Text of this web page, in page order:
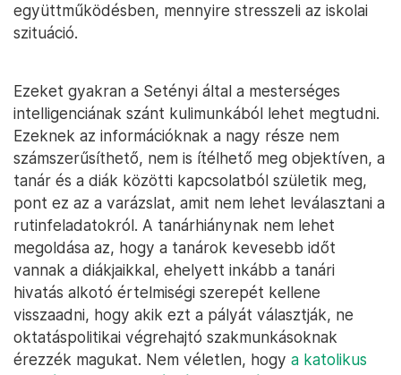
együttműködésben, mennyire stresszeli az iskolai
szituáció.
Ezeket gyakran a Setényi által a mesterséges
intelligenciának szánt kulimunkából lehet megtudni.
Ezeknek az információknak a nagy része nem
számszerűsíthető, nem is ítélhető meg objektíven, a
tanár és a diák közötti kapcsolatból születik meg,
pont ez az a varázslat, amit nem lehet leválasztani a
rutinfeladatokról. A tanárhiánynak nem lehet
megoldása az, hogy a tanárok kevesebb időt
vannak a diákjaikkal, ehelyett inkább a tanári
hivatás alkotó értelmiségi szerepét kellene
visszaadni, hogy akik ezt a pályát választják, ne
oktatáspolitikai végrehajtó szakmunkásoknak
érezzék magukat. Nem véletlen, hogy a katolikus